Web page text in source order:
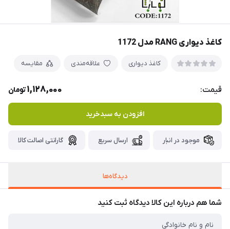
کاغذ دیواری RANG مدل 1172
کاغذ دیواری علاقه‌مندی مقایسه
قیمت: 1,128,000تومان
افزودن به سبدخرید
موجود در انبار ارسال سریع گارانتی اصالت کالا
دیدگاه‌ها
شما هم درباره این کالا دیدگاه ثبت کنید